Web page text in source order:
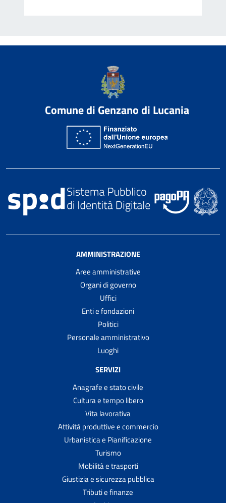
Comune di Genzano di Lucania
AMMINISTRAZIONE
Aree amministrative
Organi di governo
Uffici
Enti e fondazioni
Politici
Personale amministrativo
Luoghi
SERVIZI
Anagrafe e stato civile
Cultura e tempo libero
Vita lavorativa
Attività produttive e commercio
Urbanistica e Pianificazione
Turismo
Mobilità e trasporti
Giustizia e sicurezza pubblica
Tributi e finanze